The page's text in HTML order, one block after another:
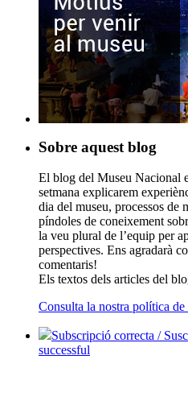
Sobre aquest blog
El blog del Museu Nacional
setmana explicarem
dia del museu, processos de
píndoles de coneixement
la veu plural de l’equip per
perspectives. Ens agradarà
comentaris!
Els textos dels articles del
Consulta la nostra política
Subscripció correcta /
successful